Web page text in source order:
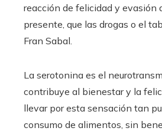
reacción de felicidad y evasión
presente, que las drogas o el
Fran Sabal.
La serotonina es el
contribuye al bienestar y la
llevar por esta sensación tan
consumo de alimentos, sin